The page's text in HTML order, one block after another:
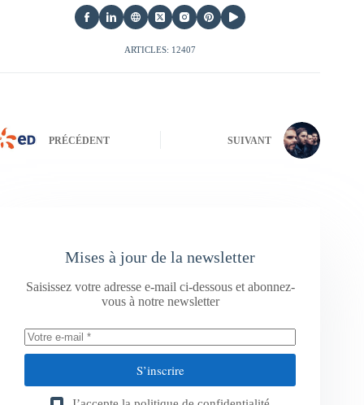
ARTICLES: 12407
PRÉCÉDENT SUIVANT
Mises à jour de la newsletter
Saisissez votre adresse e-mail ci-dessous et abonnez-
vous à notre newsletter
S’inscrire